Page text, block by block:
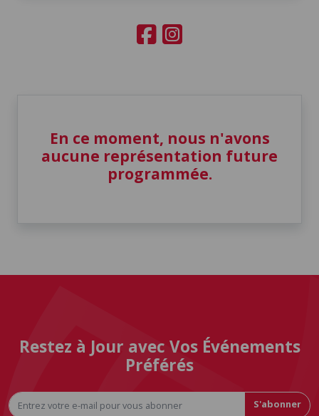
En ce moment, nous n'avons
aucune représentation future
programmée.
Restez à Jour avec Vos Événements
Préférés
S'abonner